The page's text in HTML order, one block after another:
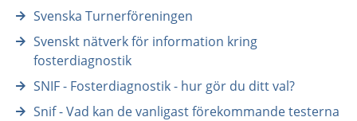
Svenska Turnerföreningen
Svenskt nätverk för information kring
fosterdiagnostik
SNIF - Fosterdiagnostik - hur gör du ditt val?
Snif - Vad kan de vanligast förekommande testerna